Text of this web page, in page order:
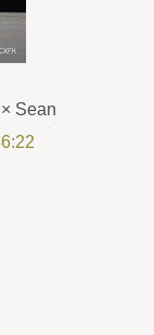
Sean
深度解读